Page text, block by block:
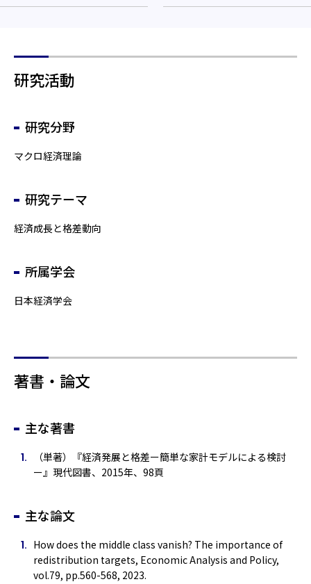
研究活動
研究分野
マクロ経済理論
研究テーマ
経済成長と格差動向
所属学会
日本経済学会
著書・論文
主な著書
（単著）『経済発展と格差ー簡単な家計モデルによる検討
ー』現代図書、2015年、98頁
主な論文
How does the middle class vanish? The importance of
redistribution targets, Economic Analysis and Policy,
vol.79, pp.560-568, 2023.